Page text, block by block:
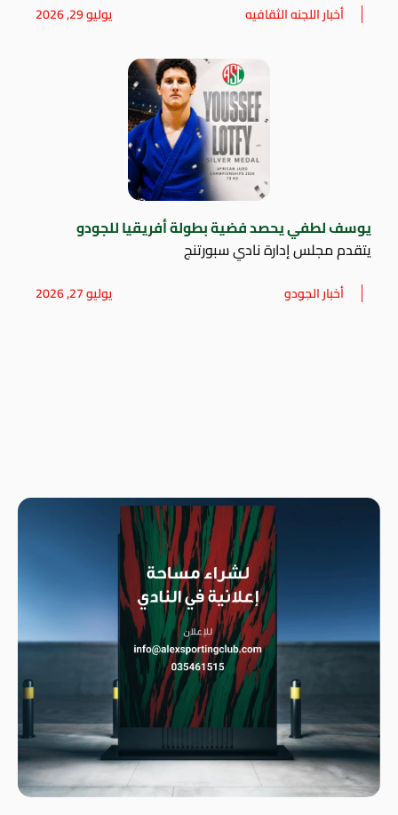
أخبار اللجنه الثقافيه يوليو 29, 2026
يوسف لطفي يحصد فضية بطولة أفريقيا للجودو
يتقدم مجلس إدارة نادي سبورتنج
أخبار الجودو يوليو 27, 2026